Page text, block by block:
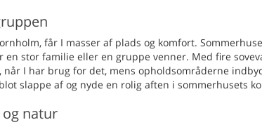
får I masser af plads og komfort.
stor familie eller en gruppe venner. Med fire
I har brug for det, mens opholdsområderne
slappe af og nyde en rolig aften i sommerhusets
natur